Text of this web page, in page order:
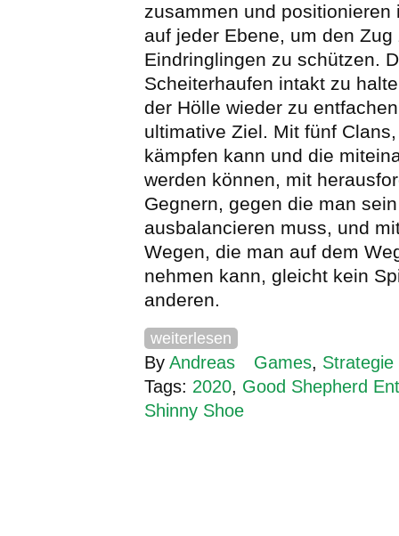
zusammen und positionieren
auf jeder Ebene, um den
Eindringlingen zu schützen.
Scheiterhaufen intakt zu
der Hölle wieder zu
ultimative Ziel. Mit fünf
kämpfen kann und die
werden können, mit
Gegnern, gegen die man
ausbalancieren muss, und
Wegen, die man auf dem
nehmen kann, gleicht kein
anderen.
weiterlesen
By Andreas Games, Strategie
Tags: 2020, Good Shepherd
Shinny Shoe